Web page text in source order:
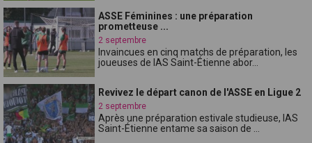
ASSE Féminines : une préparation
prometteuse ...
2 septembre
Invaincues en cinq matchs de préparation, les
joueuses de lAS Saint-Étienne abor...
Revivez le départ canon de l'ASSE en Ligue 2
2 septembre
Après une préparation estivale studieuse, lAS
Saint-Étienne entame sa saison de ...